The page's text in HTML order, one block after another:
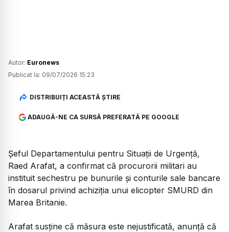
Autor: Euronews
Publicat la: 09/07/2026 15:23
DISTRIBUIȚI ACEASTĂ ȘTIRE
ADAUGĂ-NE CA SURSĂ PREFERATĂ PE GOOGLE
Șeful Departamentului pentru Situații de Urgență,
Raed Arafat, a confirmat că procurorii militari au
instituit sechestru pe bunurile și conturile sale bancare
în dosarul privind achiziția unui elicopter SMURD din
Marea Britanie.
Arafat susține că măsura este nejustificată, anunță că